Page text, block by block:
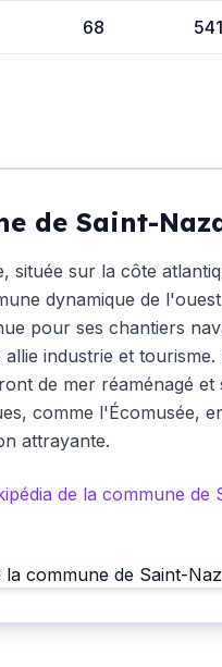
68 541
de Saint-
située sur la côte
dynamique de
pour ses chantiers
industrie et tourisme.
de mer réaménagé et
comme l'Écomusée,
attrayante.
de la commune de